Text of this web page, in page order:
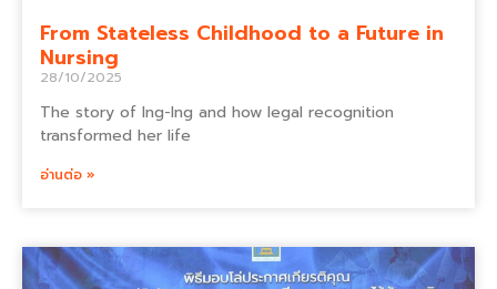
From Stateless Childhood to a Future in
Nursing
28/10/2025
The story of Ing-Ing and how legal recognition
transformed her life
อ่านต่อ »